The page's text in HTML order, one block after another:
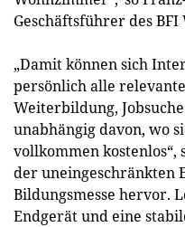
Geschäftsführer des BFI
„Damit können sich
persönlich alle
Weiterbildung,
unabhängig davon, wo
vollkommen
der
Bildungsmesse hervor.
Endgerät und eine